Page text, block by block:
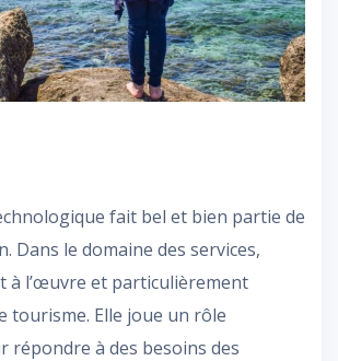
fait bel et bien partie de
Dans le domaine des services,
à l’œuvre et particulièrement
tourisme. Elle joue un rôle
répondre à des besoins des